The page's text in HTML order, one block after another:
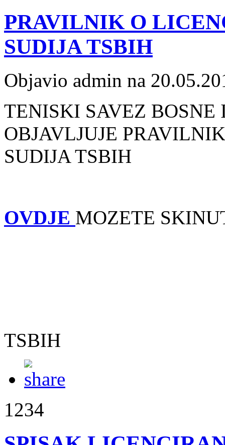
PRAVILNIK O
SUDIJA TSBIH
Objavio admin na
TENISKI SAVEZ BOSNE
OBJAVLJUJE
SUDIJA TSBIH
OVDJE MOZETE
TSBIH
1234